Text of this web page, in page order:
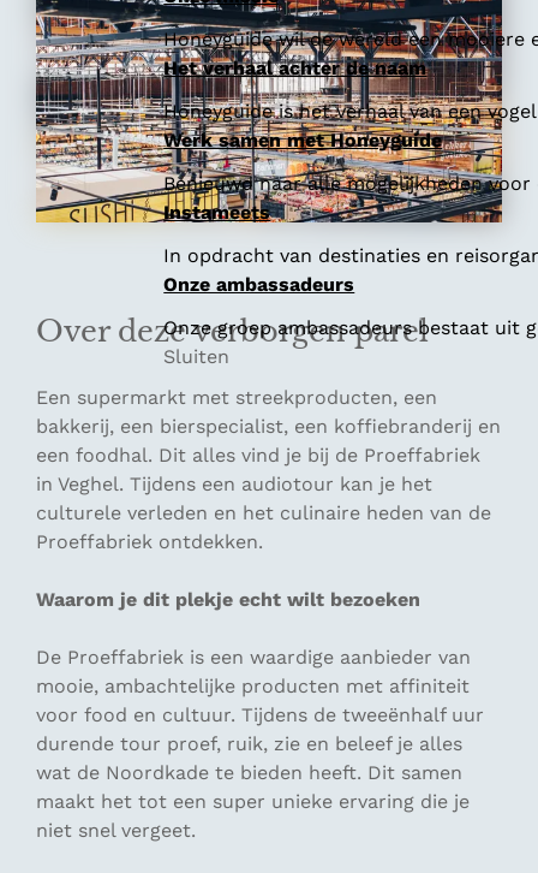
Honeyguide wil de wereld een
Het verhaal achter de naam
Honeyguide is het verhaal van een
Werk samen met Honeyguide
Benieuwd naar alle mogelijkheden
Instameets
In opdracht van destinaties en
Onze ambassadeurs
Onze groep ambassadeurs bestaat uit
Sluiten
Over deze verborgen parel
Een supermarkt met streekproducten, een
bakkerij, een bierspecialist, een koffiebranderij en
een foodhal. Dit alles vind je bij de Proeffabriek
in Veghel. Tijdens een audiotour kan je het
culturele verleden en het culinaire heden van de
Proeffabriek ontdekken.
Waarom je dit plekje echt wilt bezoeken
De Proeffabriek is een waardige aanbieder van
mooie, ambachtelijke producten met affiniteit
voor food en cultuur. Tijdens de tweeënhalf uur
durende tour proef, ruik, zie en beleef je alles
wat de Noordkade te bieden heeft. Dit samen
maakt het tot een super unieke ervaring die je
niet snel vergeet.